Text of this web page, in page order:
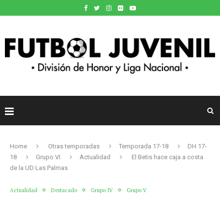
Home Otras temporadas Temporada 17-18
DH 17-
18
Grupo VI Actualidad
El Betis hace caja a costa
de la UD Las Palmas
Actualidad Destacado Grupo IV Grupo V